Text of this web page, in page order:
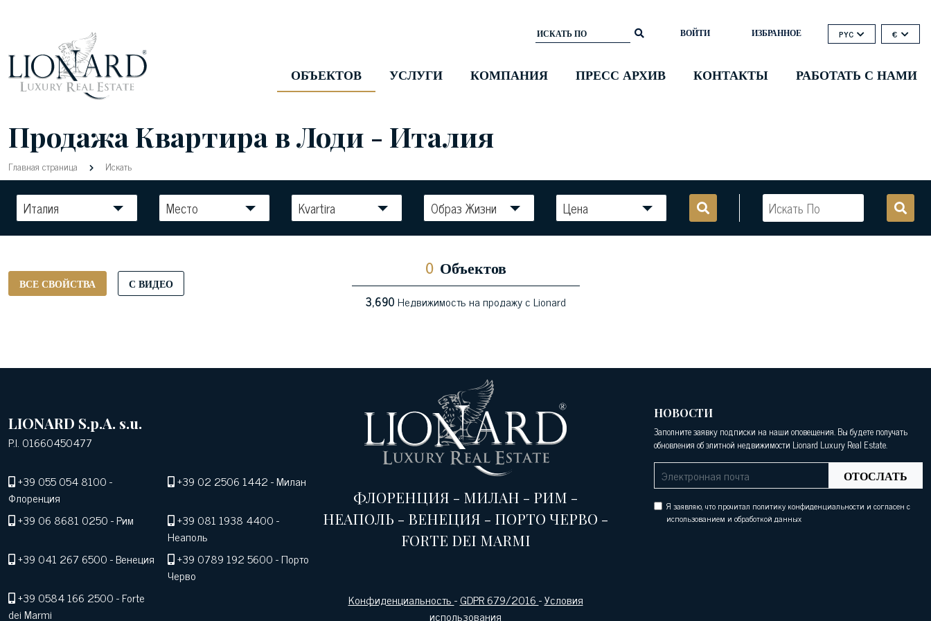
ВОЙТИ ИЗБРАННОЕ PYC €
ОБЪЕКТОВ УСЛУГИ КОМПАНИЯ ПРЕСС АРХИВ КОНТАКТЫ РАБОТАТЬ С НАМИ
Продажа Квартира в Лоди - Италия
Главная страница Искать
Италия Место Kvartira Образ Жизни Цена
ВСЕ СВОЙСТВА С ВИДЕО
0 Объектов
3,690Недвижимость на продажу с Lionard
LIONARD S.p.A. s.u.
P.I. 01660450477
+39 055 054 8100-
Флоренция
+39 02 2506 1442- Милан
+39 06 8681 0250- Рим +39 081 1938 4400-
Неаполь
+39 041 267 6500- Венеция +39 0789 192 5600- Порто
Черво
+39 0584 166 2500- Forte
dei Marmi
ФЛОРЕНЦИЯ - МИЛАН - РИМ -
НЕАПОЛЬ - ВЕНЕЦИЯ - ПОРТО ЧЕРВО -
FORTE DEI MARMI
Конфиденциальность-GDPR 679/2016-Условия
использования
НОВОСТИ
Заполните заявку подписки на наши оповещения. Вы будете получать
обновления об элитной недвижимости Lionard Luxury Real Estate.
ОТОСЛАТЬ
Я заявляю, что прочитал политику конфиденциальности и согласен с
использованием и обработкой данных